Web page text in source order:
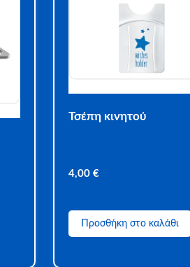
Τσέπη κινητού
4,00€
Προσθήκη στο καλάθι